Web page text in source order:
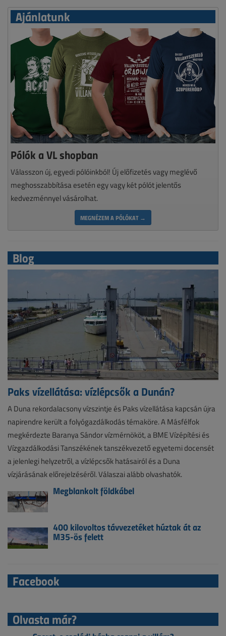
Ajánlatunk
Pólók a VL shopban
Válasszon új, egyedi pólóinkból! Új előfizetés vagy meglévő
meghosszabbítása esetén egy vagy két pólót jelentős
kedvezménnyel vásárolhat.
MEGNÉZEM A PÓLÓKAT →
Blog
Paks vízellátása: vízlépcsők a Dunán?
A Duna rekordalacsony vízszintje és Paks vízellátása kapcsán újra
napirendre került a folyógazdálkodás témaköre. A Másfélfok
megkérdezte Baranya Sándor vízmérnököt, a BME Vízépítési és
Vízgazdálkodási Tanszékének tanszékvezető egyetemi docensét
a jelenlegi helyzetről, a vízlépcsők hatásairól és a Duna
vízjárásának előrejelzéséről. Válaszai alább olvashatók.
Megblankolt földkábel
400 kilovoltos távvezetéket húztak át az
M35-ös felett
Facebook
Olvasta már?